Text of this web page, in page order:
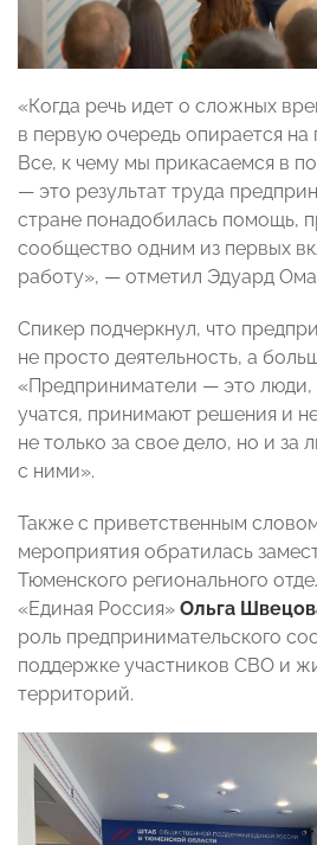
«Когда речь идет о сложных
в первую очередь опирается
Все, к чему мы прикасаемся в
— это результат труда
стране понадобилась помощь,
сообщество одним из первых
работу», — отметил Эдуард
Спикер подчеркнул, что
не просто деятельность, а
«Предприниматели — это
учатся, принимают решения и
не только за свое дело, но и за
с ними».
Также с приветственным
мероприятия обратилась
Тюменского регионального
«Единая Россия» Ольга
роль предпринимательского
поддержке участников СВО и
территорий.